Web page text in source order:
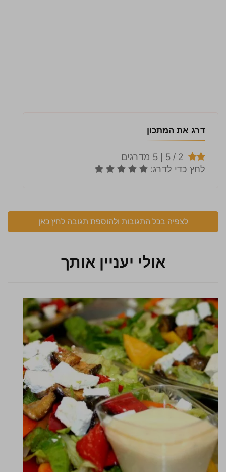
דרג את המתכון
לצפיה בכל התגובות ולהוספת תגובה לחץ כאן
אולי יעניין אותך